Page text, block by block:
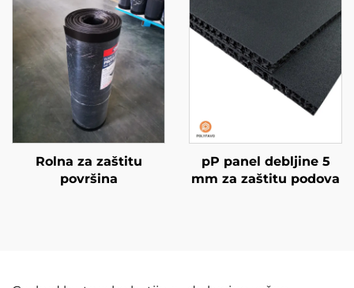
Rolna za zaštitu
površina
pP panel debljine 5
mm za zaštitu podova